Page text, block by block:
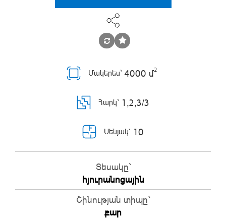
Սենյակ՝ 10
Մակերես` 4000 մ2
Հարկ` 1,2,3/3
Տեսակը`
հյուրանոցային
Շինության տիպը`
քար